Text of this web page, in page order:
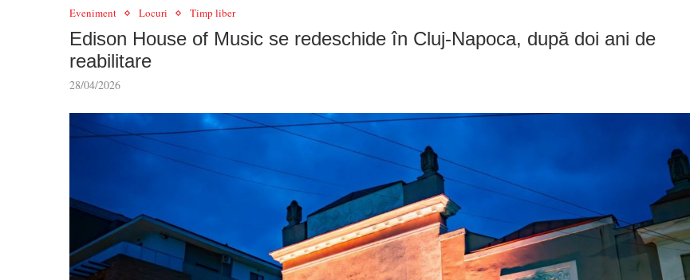
Eveniment Locuri Timp liber
Edison House of Music se redeschide în Cluj-Napoca, după doi ani de
reabilitare
28/04/2026